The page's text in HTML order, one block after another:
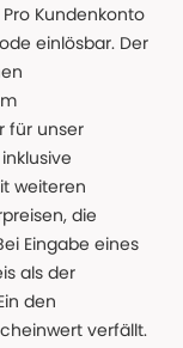
Kundenkonto
einlösbar. Der
für unser
weiteren
die
Eingabe eines
als der
den
verfällt.